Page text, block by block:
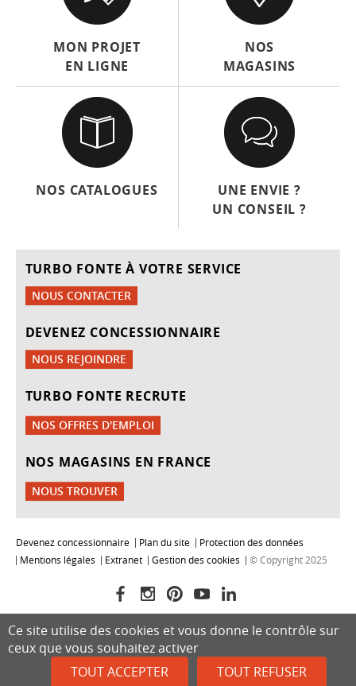
MON PROJET
EN LIGNE
NOS
MAGASINS
NOS CATALOGUES
UNE ENVIE ?
UN CONSEIL ?
TURBO FONTE À VOTRE SERVICE
NOUS CONTACTER
DEVENEZ CONCESSIONNAIRE
NOUS REJOINDRE
TURBO FONTE RECRUTE
NOS OFFRES D'EMPLOI
NOS MAGASINS EN FRANCE
NOUS TROUVER
Devenez concessionnaire Plan du site
Protection des données
Mentions légales
Extranet Gestion des cookies © Copyright 2025
Ce site utilise des cookies et vous donne le contrôle sur
ceux que vous souhaitez activer
TOUT ACCEPTER
TOUT REFUSER